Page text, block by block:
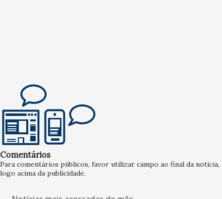
Comentários
Para comentários públicos, favor utilizar campo ao final da notícia,
logo acima da publicidade.